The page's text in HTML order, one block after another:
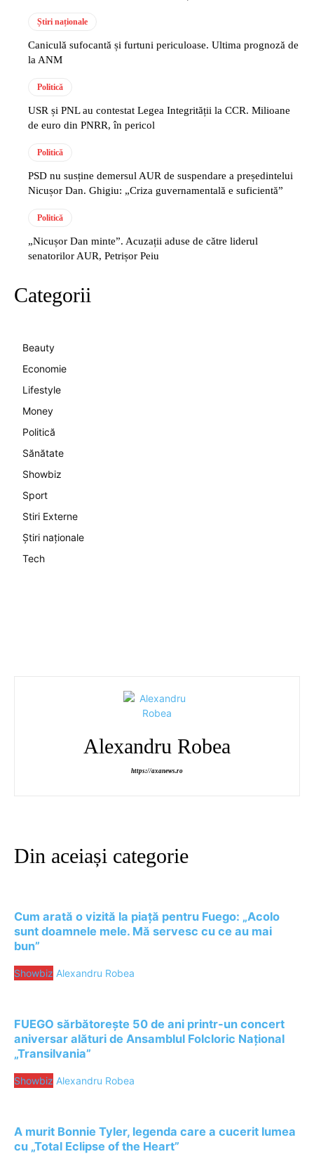
Știri naționale
Caniculă sufocantă și furtuni periculoase. Ultima prognoză de
la ANM
Politică
USR și PNL au contestat Legea Integrității la CCR. Milioane
de euro din PNRR, în pericol
Politică
PSD nu susține demersul AUR de suspendare a președintelui
Nicușor Dan. Ghigiu: „Criza guvernamentală e suficientă”
Politică
„Nicușor Dan minte”. Acuzații aduse de către liderul
senatorilor AUR, Petrișor Peiu
Categorii
Beauty
Economie
Lifestyle
Money
Politică
Sănătate
Showbiz
Sport
Stiri Externe
Știri naționale
Tech
Alexandru Robea
https://axanews.ro
Din aceiași categorie
Cum arată o vizită la piață pentru Fuego: „Acolo
sunt doamnele mele. Mă servesc cu ce au mai
bun”
Showbiz Alexandru Robea
FUEGO sărbătorește 50 de ani printr-un concert
aniversar alături de Ansamblul Folcloric Național
„Transilvania”
Showbiz Alexandru Robea
A murit Bonnie Tyler, legenda care a cucerit lumea
cu „Total Eclipse of the Heart”